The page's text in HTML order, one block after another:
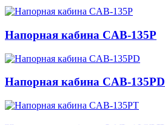
Напорная кабина CAB-135P
Напорная кабина CAB-135PD